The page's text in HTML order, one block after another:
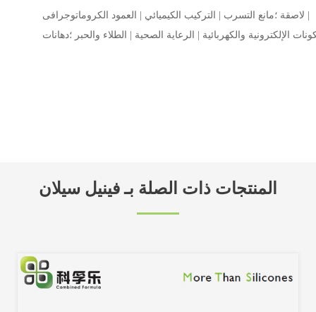
المنتجات ذات الصلة بـ فينيل سيلان